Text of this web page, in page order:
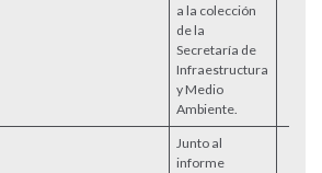
a la colección
de la
Secretaría de
Infraestructura
y Medio
Ambiente.
Junto al
informe